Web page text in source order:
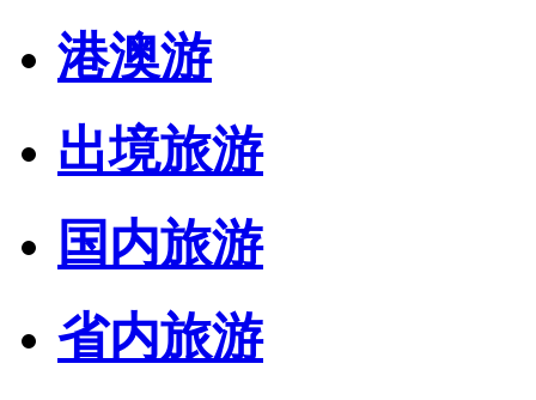
港澳游
出境旅游
国内旅游
省内旅游